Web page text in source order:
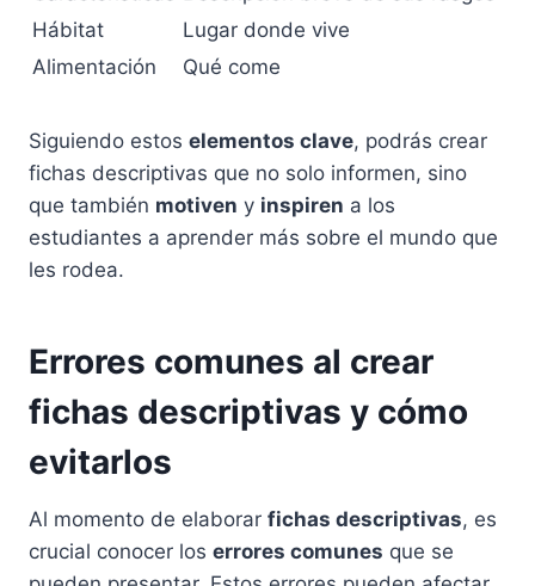
Hábitat
Lugar donde vive
Alimentación
Qué come
Siguiendo estos elementos clave, podrás crear
fichas descriptivas que no solo informen, sino
que también motiven y inspiren a los
estudiantes a aprender más sobre el mundo que
les rodea.
Errores comunes al crear
fichas descriptivas y cómo
evitarlos
Al momento de elaborar fichas descriptivas, es
crucial conocer los errores comunes que se